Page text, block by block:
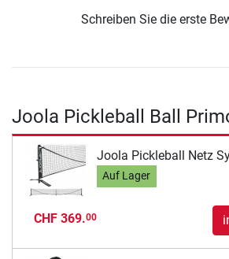
Schreiben Sie die erste
Joola Pickleball Ball
Joola Pickleball Netz
Auf Lager
CHF 369.00